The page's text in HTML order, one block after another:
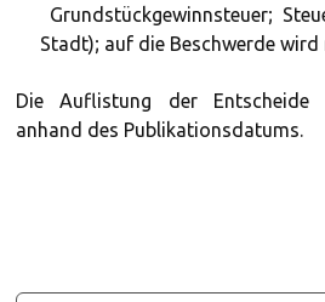
Grundstückgewinnsteuer;
Stadt); auf die Beschwerde wird
Die Auflistung der Entscheide
anhand des Publikationsdatums.